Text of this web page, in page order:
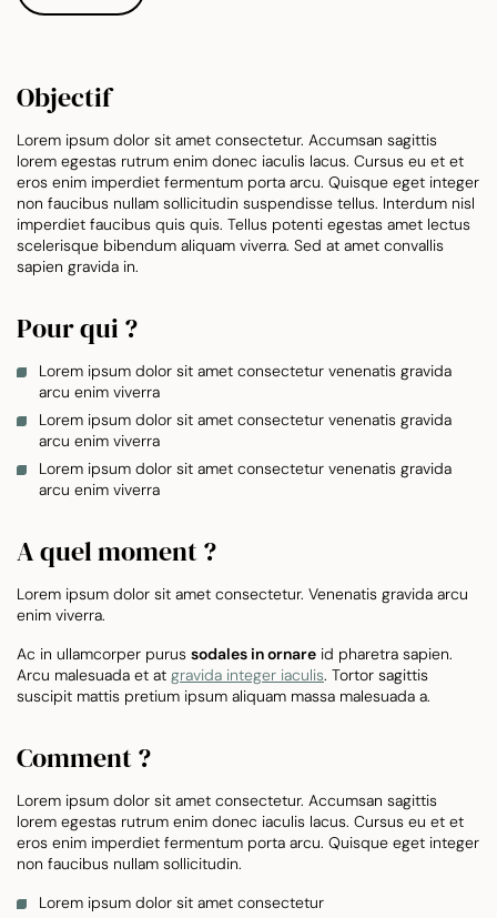
Objectif
Lorem ipsum dolor sit amet consectetur. Accumsan sagittis
lorem egestas rutrum enim donec iaculis lacus. Cursus eu et et
eros enim imperdiet fermentum porta arcu. Quisque eget integer
non faucibus nullam sollicitudin suspendisse tellus. Interdum nisl
imperdiet faucibus quis quis. Tellus potenti egestas amet lectus
scelerisque bibendum aliquam viverra. Sed at amet convallis
sapien gravida in.
Pour qui ?
Lorem ipsum dolor sit amet consectetur venenatis gravida
arcu enim viverra
Lorem ipsum dolor sit amet consectetur venenatis gravida
arcu enim viverra
Lorem ipsum dolor sit amet consectetur venenatis gravida
arcu enim viverra
A quel moment ?
Lorem ipsum dolor sit amet consectetur. Venenatis gravida arcu
enim viverra.
Ac in ullamcorper purus sodales in ornare id pharetra sapien.
Arcu malesuada et at gravida integer iaculis. Tortor sagittis
suscipit mattis pretium ipsum aliquam massa malesuada a.
Comment ?
Lorem ipsum dolor sit amet consectetur. Accumsan sagittis
lorem egestas rutrum enim donec iaculis lacus. Cursus eu et et
eros enim imperdiet fermentum porta arcu. Quisque eget integer
non faucibus nullam sollicitudin.
Lorem ipsum dolor sit amet consectetur